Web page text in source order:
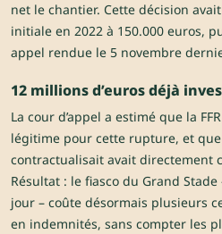
net le chantier. Cette décision
initiale en 2022 à 150.000 euros,
appel rendue le 5 novembre
12 millions d’euros déjà
La cour d’appel a estimé que la
légitime pour cette rupture, et
contractualisait avait directement
Résultat : le fiasco du Grand
jour – coûte désormais plusieurs
en indemnités, sans compter les